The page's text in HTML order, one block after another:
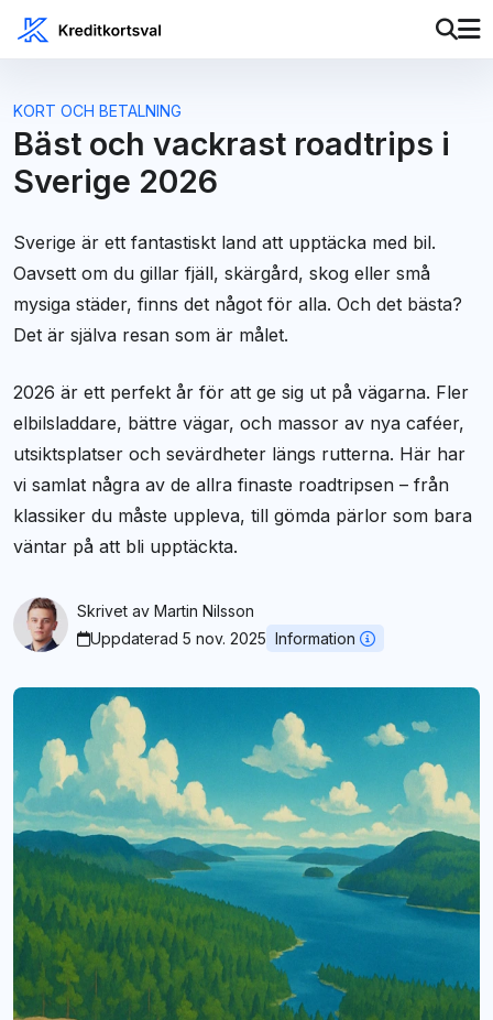
KORT OCH BETALNING
Bäst och vackrast roadtrips i
Sverige 2026
Sverige är ett fantastiskt land att upptäcka med bil.
Oavsett om du gillar fjäll, skärgård, skog eller små
mysiga städer, finns det något för alla. Och det bästa?
Det är själva resan som är målet.
2026 är ett perfekt år för att ge sig ut på vägarna. Fler
elbilsladdare, bättre vägar, och massor av nya caféer,
utsiktsplatser och sevärdheter längs rutterna. Här har
vi samlat några av de allra finaste roadtripsen – från
klassiker du måste uppleva, till gömda pärlor som bara
väntar på att bli upptäckta.
Skrivet av Martin Nilsson
Uppdaterad 5 nov. 2025 Information